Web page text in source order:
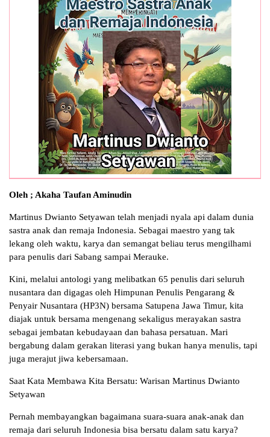
Oleh ; Akaha Taufan Aminudin
Martinus Dwianto Setyawan telah menjadi nyala api dalam dunia
sastra anak dan remaja Indonesia. Sebagai maestro yang tak
lekang oleh waktu, karya dan semangat beliau terus mengilhami
para penulis dari Sabang sampai Merauke.
Kini, melalui antologi yang melibatkan 65 penulis dari seluruh
nusantara dan digagas oleh Himpunan Penulis Pengarang &
Penyair Nusantara (HP3N) bersama Satupena Jawa Timur, kita
diajak untuk bersama mengenang sekaligus merayakan sastra
sebagai jembatan kebudayaan dan bahasa persatuan. Mari
bergabung dalam gerakan literasi yang bukan hanya menulis, tapi
juga merajut jiwa kebersamaan.
Saat Kata Membawa Kita Bersatu: Warisan Martinus Dwianto
Setyawan
Pernah membayangkan bagaimana suara-suara anak-anak dan
remaja dari seluruh Indonesia bisa bersatu dalam satu karya?